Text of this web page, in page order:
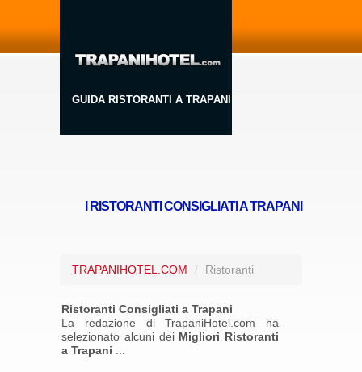
GUIDA RISTORANTI A TRAPANI
I RISTORANTI CONSIGLIATI A TRAPANI
TRAPANIHOTEL.COM / Ristoranti
Ristoranti Consigliati a Trapani
La redazione di TrapaniHotel.com ha
selezionato alcuni dei Migliori Ristoranti
a Trapani